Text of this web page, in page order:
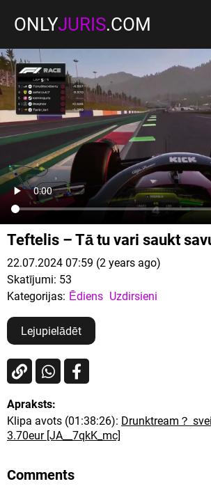
ONLYJURIS.COM
Teftelis – Tā tu vari saukt
22.07.2024 07:59 (2 years ago)
Skatījumi: 53
Kategorijas: Ēdiens Uzdirsieni
Lejupielādēt
Apraksts:
Klipa avots (01:38:26): Drunktream？
3.70eur [JA__7qkK_mc]
Comments